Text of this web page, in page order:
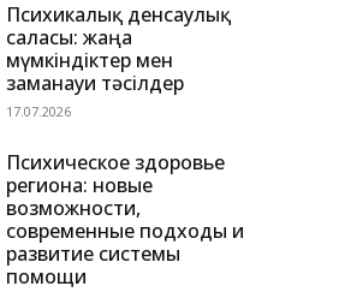
Психикалық денсаулық
саласы: жаңа
мүмкіндіктер мен
заманауи тәсілдер
17.07.2026
Психическое здоровье
региона: новые
возможности,
современные подходы и
развитие системы
помощи